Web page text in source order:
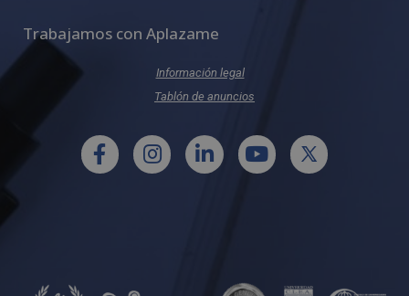
Trabajamos con Aplazame
Información legal
Tablón de anuncios